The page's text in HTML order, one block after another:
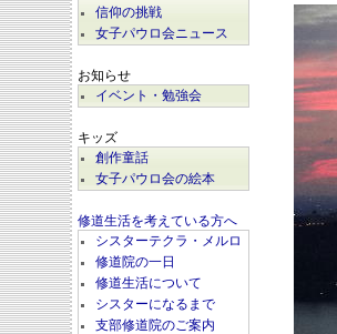
信仰の挑戦
女子パウロ会ニュース
お知らせ
イベント・勉強会
キッズ
創作童話
女子パウロ会の絵本
修道生活を考えている方へ
シスターテクラ・メルロ
修道院の一日
修道生活について
シスターになるまで
支部修道院のご案内